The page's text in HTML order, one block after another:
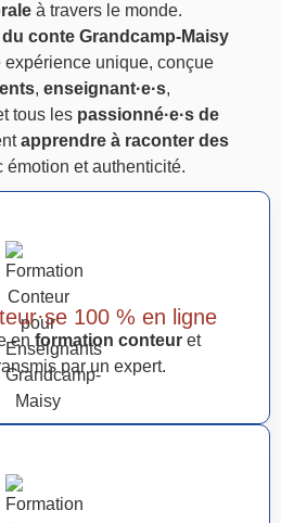
à travers le monde.
conte Grandcamp-Maisy
expérience unique, conçue
, enseignant·e·s,
tous les passionné·e·s de
apprendre à raconter des
émotion et authenticité.
100 % en ligne
en formation conteur et
par un expert.